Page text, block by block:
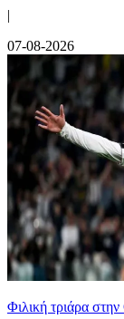
|
07-08-2026
Φιλική τριάρα